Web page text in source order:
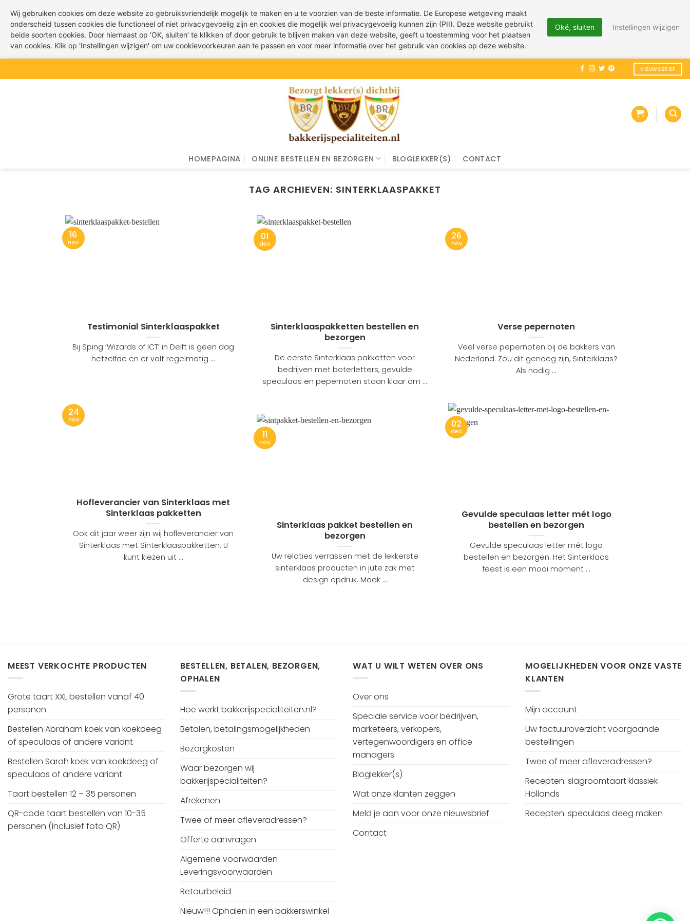
naar
NIEUWSBRIEF
HOMEPAGINA ONLINE BESTELLEN EN BEZORGEN BLOGLEKKER(S) CONTACT
TAG ARCHIEVEN: SINTERKLAASPAKKET
Testimonial Sinterklaaspakket
Bij Sping ‘Wizards of ICT’ in Delft is geen dag
hetzelfde en er valt regelmatig ...
16
nov
Sinterklaaspakketten bestellen en
bezorgen
De eerste Sinterklaas pakketten voor
bedrijven met boterletters, gevulde
speculaas en pepernoten staan klaar om ...
01
dec
Verse pepernoten
Veel verse pepernoten bij de bakkers van
Nederland. Zou dit genoeg zijn, Sinterklaas?
Als nodig ...
26
nov
Hofleverancier van Sinterklaas met
Sinterklaas pakketten
Ook dit jaar weer zijn wij hofleverancier van
Sinterklaas met Sinterklaaspakketten. U
kunt kiezen uit ...
24
nov
Gevulde speculaas letter mét logo
bestellen en bezorgen
Gevulde speculaas letter mét logo
bestellen en bezorgen. Het Sinterklaas
feest is een mooi moment ...
02
dec
Sinterklaas pakket bestellen en
bezorgen
Uw relaties verrassen met de lekkerste
sinterklaas producten in jute zak met
design opdruk. Maak ...
11
nov
MEEST VERKOCHTE PRODUCTEN
Grote taart XXL bestellen vanaf 40
personen
Bestellen Abraham koek van koekdeeg
of speculaas of andere variant
Bestellen Sarah koek van koekdeeg of
speculaas of andere variant
Taart bestellen 12 – 35 personen
QR-code taart bestellen van 10-35
personen (inclusief foto QR)
BESTELLEN, BETALEN, BEZORGEN,
OPHALEN
Hoe werkt bakkerijspecialiteiten.nl?
Betalen, betalingsmogelijkheden
Bezorgkosten
Waar bezorgen wij
bakkerijspecialiteiten?
Afrekenen
Twee of meer afleveradressen?
Offerte aanvragen
Algemene voorwaarden
Leveringsvoorwaarden
Retourbeleid
Nieuw!!! Ophalen in een bakkerswinkel
WAT U WILT WETEN OVER ONS
Over ons
Speciale service voor bedrijven,
marketeers, verkopers,
vertegenwoordigers en office
managers
Bloglekker(s)
Wat onze klanten zeggen
Meld je aan voor onze nieuwsbrief
Contact
MOGELIJKHEDEN VOOR ONZE VASTE
KLANTEN
Mijn account
Uw factuuroverzicht voorgaande
bestellingen
Twee of meer afleveradressen?
Recepten: slagroomtaart klassiek
Hollands
Recepten: speculaas deeg maken
Wij gebruiken cookies om deze website zo gebruiksvriendelijk mogelijk te maken en u te voorzien van de beste informatie. De Europese wetgeving maakt
onderscheid tussen cookies die functioneel of niet privacygevoelig zijn en cookies die mogelijk wel privacygevoelig kunnen zijn (PII). Deze website gebruikt
beide soorten cookies. Door hiernaast op ‘OK, sluiten’ te klikken of door gebruik te blijven maken van deze website, geeft u toestemming voor het plaatsen
van cookies. Klik op 'Instellingen wijzigen' om uw cookievoorkeuren aan te passen en voor meer informatie over het gebruik van cookies op deze website.
Oké, sluiten Instellingen wijzigen